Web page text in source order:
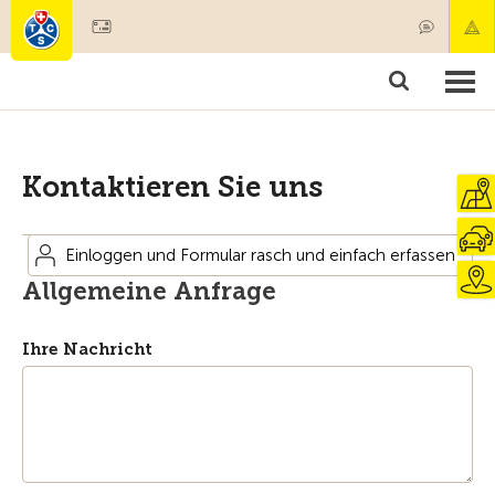
Mitgliedschaft & Leistungen
Kontaktieren Sie uns
Einloggen und Formular rasch und einfach erfassen
Allgemeine Anfrage
Ihre Nachricht